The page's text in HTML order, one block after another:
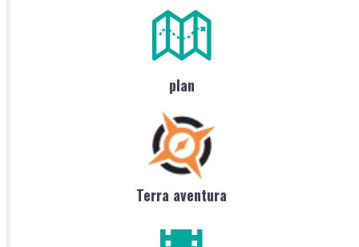
plan
Terra aventura